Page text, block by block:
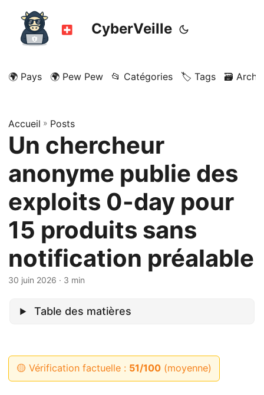
CyberVeille
🌍 Pays 🌍 Pew Pew 📂 Catégories 🏷️ Tags 🗃️
Accueil » Posts
Un chercheur
anonyme publie des
exploits 0-day pour
15 produits sans
notification préalable
30 juin 2026 · 3 min
Table des matières
🟡 Vérification factuelle : 51/100(moyenne)